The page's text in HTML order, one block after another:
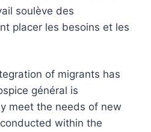
soulève des
placer les besoins et les
of migrants has
général is
meet the needs of new
within the